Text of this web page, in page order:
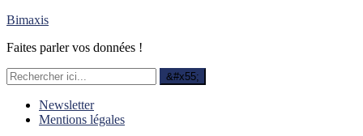
Bimaxis
Faites parler vos données !
Newsletter
Mentions légales